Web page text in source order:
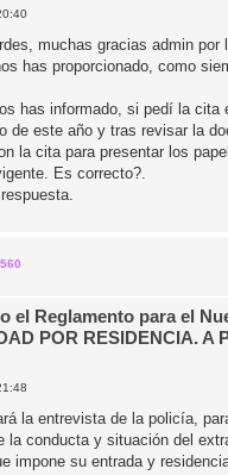
muchas gracias admin por
has proporcionado, como
has informado, si pedí la cita
de este año y tras revisar la
la cita para presentar los
Es correcto?.
el Reglamento para el
POR RESIDENCIA. A
la entrevista de la policía,
la conducta y situación del
impone su entrada y